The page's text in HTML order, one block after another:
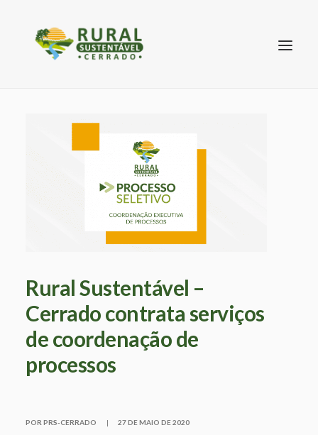
SEARCH
Rural Sustentável –
Cerrado contrata serviços
de coordenação de
processos
POR PRS-CERRADO | 27 DE MAIO DE 2020